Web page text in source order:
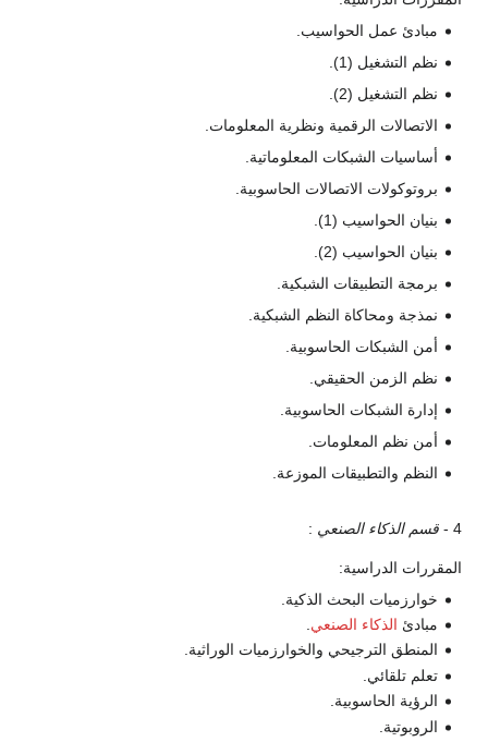
مبادئ عمل الحواسيب.
نظم التشغيل (1).
نظم التشغيل (2).
الاتصالات الرقمية ونظرية المعلومات.
أساسيات الشبكات المعلوماتية.
بروتوكولات الاتصالات الحاسوبية.
بنيان الحواسيب (1).
بنيان الحواسيب (2).
برمجة التطبيقات الشبكية.
نمذجة ومحاكاة النظم الشبكية.
أمن الشبكات الحاسوبية.
نظم الزمن الحقيقي.
إدارة الشبكات الحاسوبية.
أمن نظم المعلومات.
النظم والتطبيقات الموزعة.
4 - قسم الذكاء الصنعي :
المقررات الدراسية:
خوارزميات البحث الذكية.
مبادئ الذكاء الصنعي
المنطق الترجيحي والخوارزميات الوراثية.
تعلم تلقائي.
الرؤية الحاسوبية.
الروبوتية.